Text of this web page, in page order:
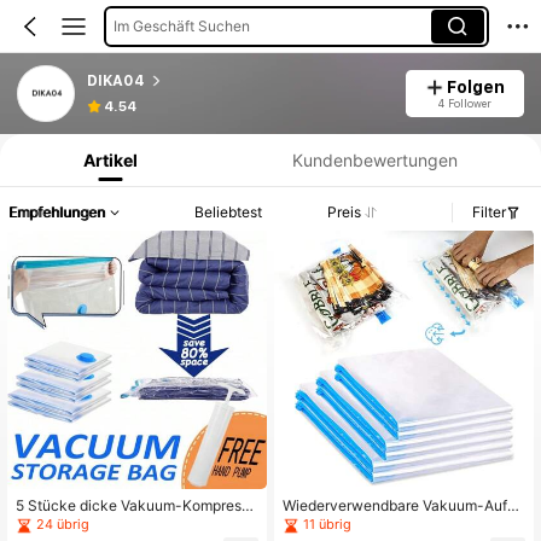
Im Geschäft Suchen
DIKA04
4.54
Folgen
4 Follower
Produktinformation: Preisangabe, Verkaufs- und Lagerbestandsdetails.
Artikel Kundenbewertungen
Empfehlungen Beliebtest Preis Filter
5 Stücke dicke Vakuum-Kompressi
onsbeutel mit Handpumpe, saisonal
24 übrig
Wiederverwendbare Vakuum-Aufbe
wahrungsbeutel zum Aufrollen, PE-
11 übrig